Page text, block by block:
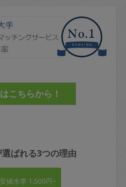
ばれる3つの理由
値水準 1,500円~